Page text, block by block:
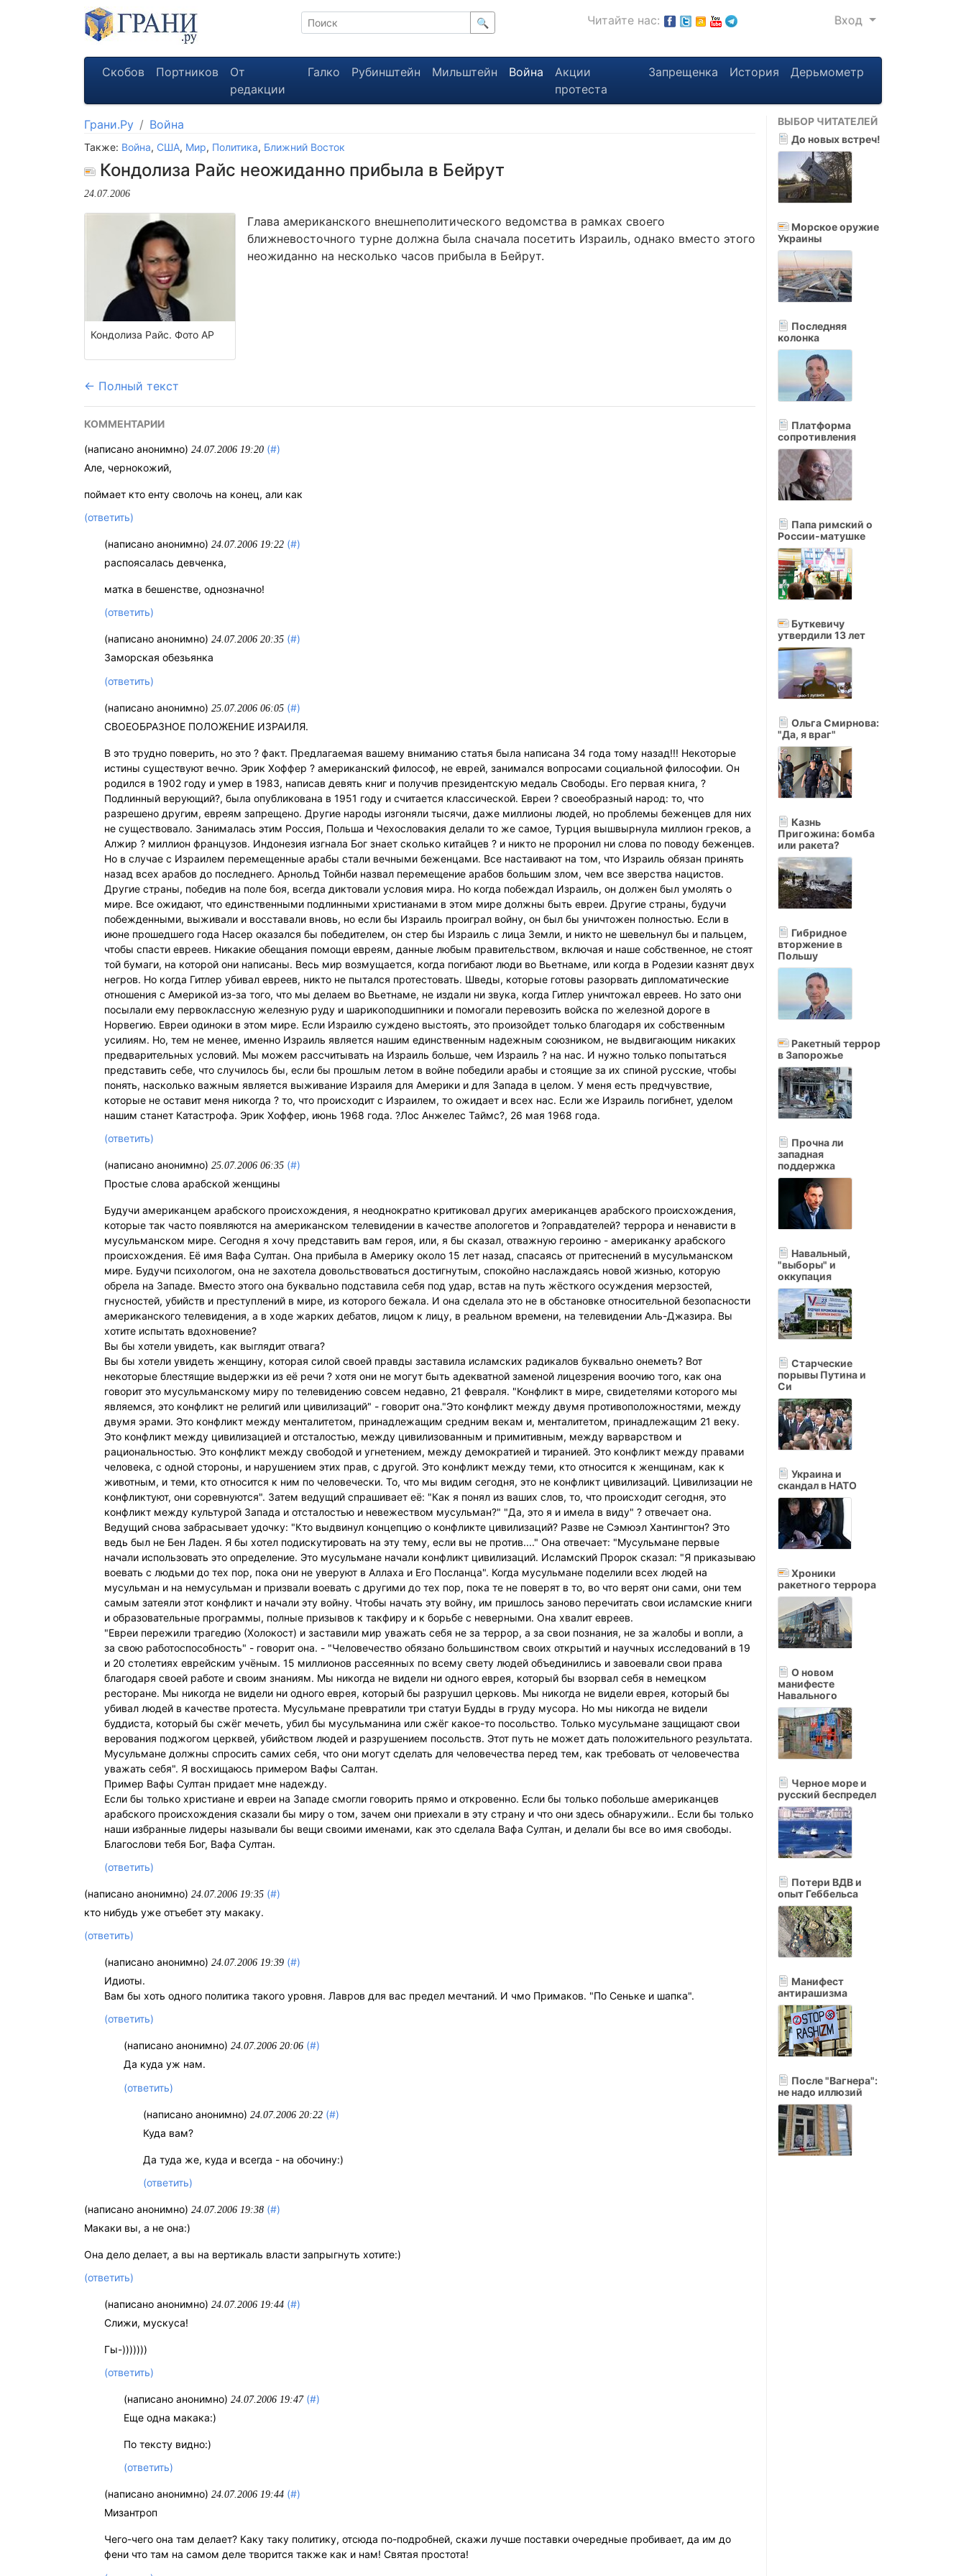
🔍 Читайте нас: Вход
Скобов Портников
От
редакции
Галко Рубинштейн Мильштейн Война
Акции
протеста
Запрещенка История Дерьмометр
Грани.Ру Война
Также: Война, США, Мир, Политика, Ближний Восток
Кондолиза Райс неожиданно прибыла в Бейрут
24.07.2006
Кондолиза Райс. Фото АР
Глава американского внешнеполитического ведомства в рамках своего
ближневосточного турне должна была сначала посетить Израиль, однако вместо этого
неожиданно на несколько часов прибыла в Бейрут.
← Полный текст
КОММЕНТАРИИ
(написано анонимно) 24.07.2006 19:20 (#)
Але, чернокожий,
поймает кто енту сволочь на конец, али как
(ответить)
(написано анонимно)24.07.2006 19:22 (#)
распоясалась девченка,
матка в бешенстве, однозначно!
(ответить)
(написано анонимно)24.07.2006 20:35 (#)
Заморская обезьянка
(ответить)
(написано анонимно)25.07.2006 06:05 (#)
СВОЕОБРАЗНОЕ ПОЛОЖЕНИЕ ИЗРАИЛЯ.
В это трудно поверить, но это ? факт. Предлагаемая вашему вниманию статья была написана 34 года тому назад!!! Некоторые
истины существуют вечно. Эрик Хоффер ? американский философ, не еврей, занимался вопросами социальной философии. Он
родился в 1902 году и умер в 1983, написав девять книг и получив президентскую медаль Свободы. Его первая книга, ?
Подлинный верующий?, была опубликована в 1951 году и считается классической. Евреи ? своеобразный народ: то, что
разрешено другим, евреям запрещено. Другие народы изгоняли тысячи, даже миллионы людей, но проблемы беженцев для них
не существовало. Занималась этим Россия, Польша и Чехословакия делали то же самое, Турция вышвырнула миллион греков, а
Алжир ? миллион французов. Индонезия изгнала Бог знает сколько китайцев ? и никто не проронил ни слова по поводу беженцев.
Но в случае с Израилем перемещенные арабы стали вечными беженцами. Все настаивают на том, что Израиль обязан принять
назад всех арабов до последнего. Арнольд Тойнби назвал перемещение арабов большим злом, чем все зверства нацистов.
Другие страны, победив на поле боя, всегда диктовали условия мира. Но когда побеждал Израиль, он должен был умолять о
мире. Все ожидают, что единственными подлинными христианами в этом мире должны быть евреи. Другие страны, будучи
побежденными, выживали и восставали вновь, но если бы Израиль проиграл войну, он был бы уничтожен полностью. Если в
июне прошедшего года Насер оказался бы победителем, он стер бы Израиль с лица Земли, и никто не шевельнул бы и пальцем,
чтобы спасти евреев. Никакие обещания помощи евреям, данные любым правительством, включая и наше собственное, не стоят
той бумаги, на которой они написаны. Весь мир возмущается, когда погибают люди во Вьетнаме, или когда в Родезии казнят двух
негров. Но когда Гитлер убивал евреев, никто не пытался протестовать. Шведы, которые готовы разорвать дипломатические
отношения с Америкой из-за того, что мы делаем во Вьетнаме, не издали ни звука, когда Гитлер уничтожал евреев. Но зато они
посылали ему первоклассную железную руду и шарикоподшипники и помогали перевозить войска по железной дороге в
Норвегию. Евреи одиноки в этом мире. Если Израилю суждено выстоять, это произойдет только благодаря их собственным
усилиям. Но, тем не менее, именно Израиль является нашим единственным надежным союзником, не выдвигающим никаких
предварительных условий. Мы можем рассчитывать на Израиль больше, чем Израиль ? на нас. И нужно только попытаться
представить себе, что случилось бы, если бы прошлым летом в войне победили арабы и стоящие за их спиной русские, чтобы
понять, насколько важным является выживание Израиля для Америки и для Запада в целом. У меня есть предчувствие,
которые не оставит меня никогда ? то, что происходит с Израилем, то ожидает и всех нас. Если же Израиль погибнет, уделом
нашим станет Катастрофа. Эрик Хоффер, июнь 1968 года. ?Лос Анжелес Таймс?, 26 мая 1968 года.
(ответить)
(написано анонимно)25.07.2006 06:35 (#)
Простые слова арабской женщины
Будучи американцем арабского происхождения, я неоднократно критиковал других американцев арабского происхождения,
которые так часто появляются на американском телевидении в качестве апологетов и ?оправдателей? террора и ненависти в
мусульманском мире. Сегодня я хочу представить вам героя, или, я бы сказал, отважную героиню - американку арабского
происхождения. Её имя Вафа Султан. Она прибыла в Америку около 15 лет назад, спасаясь от притеснений в мусульманском
мире. Будучи психологом, она не захотела довольствоваться достигнутым, спокойно наслаждаясь новой жизнью, которую
обрела на Западе. Вместо этого она буквально подставила себя под удар, встав на путь жёсткого осуждения мерзостей,
гнусностей, убийств и преступлений в мире, из которого бежала. И она сделала это не в обстановке относительной безопасности
американского телевидения, а в ходе жарких дебатов, лицом к лицу, в реальном времени, на телевидении Аль-Джазира. Вы
хотите испытать вдохновение?
Вы бы хотели увидеть, как выглядит отвага?
Вы бы хотели увидеть женщину, которая силой своей правды заставила исламских радикалов буквально онеметь? Вот
некоторые блестящие выдержки из её речи ? хотя они не могут быть адекватной заменой лицезрения воочию того, как она
говорит это мусульманскому миру по телевидению совсем недавно, 21 февраля. "Конфликт в мире, свидетелями которого мы
являемся, это конфликт не религий или цивилизаций" - говорит она."Это конфликт между двумя противоположностями, между
двумя эрами. Это конфликт между менталитетом, принадлежащим средним векам и, менталитетом, принадлежащим 21 веку.
Это конфликт между цивилизацией и отсталостью, между цивилизованным и примитивным, между варварством и
рациональностью. Это конфликт между свободой и угнетением, между демократией и тиранией. Это конфликт между правами
человека, с одной стороны, и нарушением этих прав, с другой. Это конфликт между теми, кто относится к женщинам, как к
животным, и теми, кто относится к ним по человечески. То, что мы видим сегодня, это не конфликт цивилизаций. Цивилизации не
конфликтуют, они соревнуются". Затем ведущий спрашивает её: "Как я понял из ваших слов, то, что происходит сегодня, это
конфликт между культурой Запада и отсталостью и невежеством мусульман?" "Да, это я и имела в виду" ? отвечает она.
Ведущий снова забрасывает удочку: "Кто выдвинул концепцию о конфликте цивилизаций? Разве не Сэмюэл Хантингтон? Это
ведь был не Бен Ладен. Я бы хотел подискутировать на эту тему, если вы не против...." Она отвечает: "Мусульмане первые
начали использовать это определение. Это мусульмане начали конфликт цивилизаций. Исламский Пророк сказал: "Я приказываю
воевать с людьми до тех пор, пока они не уверуют в Аллаха и Его Посланца". Когда мусульмане поделили всех людей на
мусульман и на немусульман и призвали воевать с другими до тех пор, пока те не поверят в то, во что верят они сами, они тем
самым затеяли этот конфликт и начали эту войну. Чтобы начать эту войну, им пришлось заново перечитать свои исламские книги
и образовательные программы, полные призывов к такфиру и к борьбе с неверными. Она хвалит евреев.
"Евреи пережили трагедию (Холокост) и заставили мир уважать себя не за террор, а за свои познания, не за жалобы и вопли, а
за свою работоспособность" - говорит она. - "Человечество обязано большинством своих открытий и научных исследований в 19
и 20 столетиях еврейским учёным. 15 миллионов рассеянных по всему свету людей объединились и завоевали свои права
благодаря своей работе и своим знаниям. Мы никогда не видели ни одного еврея, который бы взорвал себя в немецком
ресторане. Мы никогда не видели ни одного еврея, который бы разрушил церковь. Мы никогда не видели еврея, который бы
убивал людей в качестве протеста. Мусульмане превратили три статуи Будды в груду мусора. Но мы никогда не видели
буддиста, который бы сжёг мечеть, убил бы мусульманина или сжёг какое-то посольство. Только мусульмане защищают свои
верования поджогом церквей, убийством людей и разрушением посольств. Этот путь не может дать положительного результата.
Мусульмане должны спросить самих себя, что они могут сделать для человечества перед тем, как требовать от человечества
уважать себя". Я восхищаюсь примером Вафы Салтан.
Пример Вафы Султан придает мне надежду.
Если бы только христиане и евреи на Западе смогли говорить прямо и откровенно. Если бы только побольше американцев
арабского происхождения сказали бы миру о том, зачем они приехали в эту страну и что они здесь обнаружили.. Если бы только
наши избранные лидеры называли бы вещи своими именами, как это сделала Вафа Султан, и делали бы все во имя свободы.
Благослови тебя Бог, Вафа Султан.
(ответить)
(написано анонимно) 24.07.2006 19:35 (#)
кто нибудь уже отъебет эту макаку.
(ответить)
(написано анонимно)24.07.2006 19:39 (#)
Идиоты.
Вам бы хоть одного политика такого уровня. Лавров для вас предел мечтаний. И чмо Примаков. "По Сеньке и шапка".
(ответить)
(написано анонимно)24.07.2006 20:06 (#)
Да куда уж нам.
(ответить)
(написано анонимно) 24.07.2006 20:22 (#)
Куда вам?
Да туда же, куда и всегда - на обочину:)
(ответить)
(написано анонимно) 24.07.2006 19:38 (#)
Макаки вы, а не она:)
Она дело делает, а вы на вертикаль власти запрыгнуть хотите:)
(ответить)
(написано анонимно)24.07.2006 19:44 (#)
Слижи, мускуса!
Гы-)))))))
(ответить)
(написано анонимно)24.07.2006 19:47 (#)
Еще одна макака:)
По тексту видно:)
(ответить)
(написано анонимно)24.07.2006 19:44 (#)
Мизантроп
Чего-чего она там делает? Каку таку политику, отсюда по-подробней, скажи лучше поставки очередные пробивает, да им до
фени что там на самом деле творится также как и нам! Святая простота!
ВЫБОР ЧИТАТЕЛЕЙ
До новых встреч!
Морское оружие
Украины
Последняя
колонка
Платформа
сопротивления
Папа римский о
России-матушке
Буткевичу
утвердили 13 лет
Ольга Смирнова:
"Да, я враг"
Казнь
Пригожина: бомба
или ракета?
Гибридное
вторжение в
Польшу
Ракетный террор
в Запорожье
Прочна ли
западная
поддержка
Навальный,
"выборы" и
оккупация
Старческие
порывы Путина и
Си
Украина и
скандал в НАТО
Хроники
ракетного террора
О новом
манифесте
Навального
Черное море и
русский беспредел
Потери ВДВ и
опыт Геббельса
Манифест
антирашизма
После "Вагнера":
не надо иллюзий